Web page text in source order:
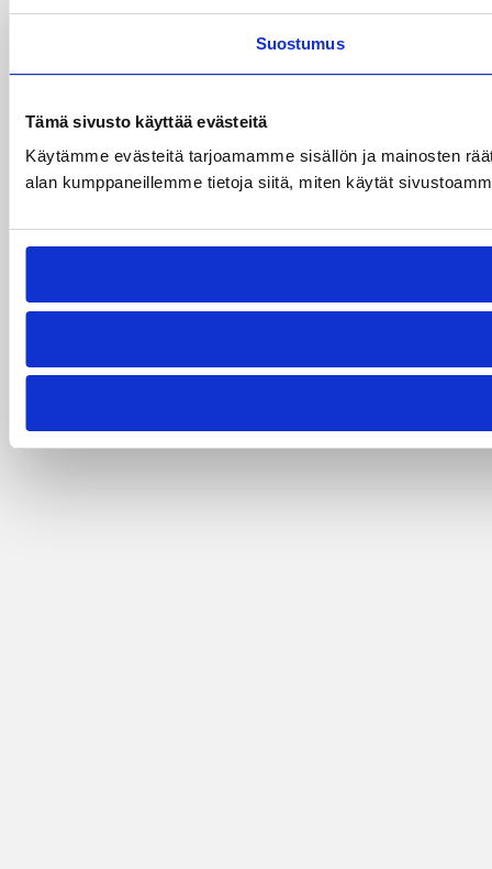
Suostumus
Tämä sivusto käyttää evästeitä
Käytämme evästeitä tarjoamamme sisällön ja mainosten
alan kumppaneillemme tietoja siitä, miten käytät